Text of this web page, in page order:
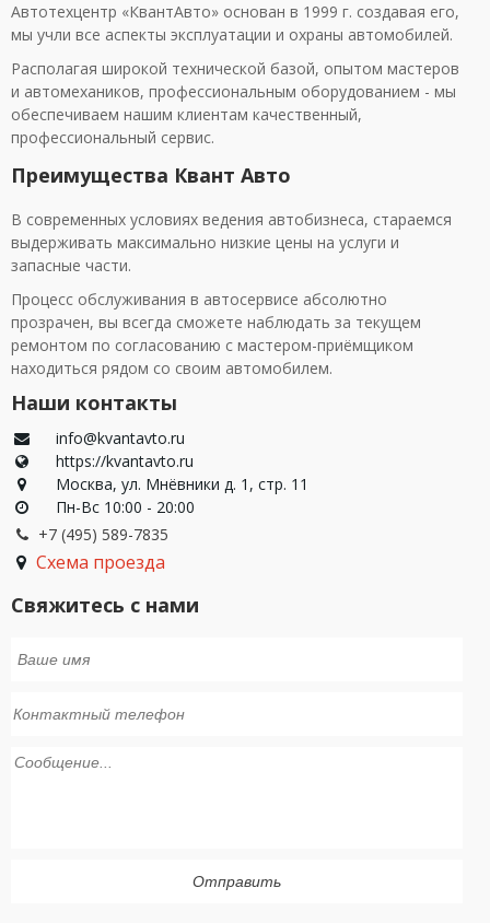
Автотехцентр «КвантАвто» основан в 1999 г. создавая его,
мы учли все аспекты эксплуатации и охраны автомобилей.
Располагая широкой технической базой, опытом мастеров
и автомехаников, профессиональным оборудованием - мы
обеспечиваем нашим клиентам качественный,
профессиональный сервис.
Преимущества Квант Авто
В современных условиях ведения автобизнеса, стараемся
выдерживать максимально низкие цены на услуги и
запасные части.
Процесс обслуживания в автосервисе абсолютно
прозрачен, вы всегда сможете наблюдать за текущем
ремонтом по согласованию с мастером-приёмщиком
находиться рядом со своим автомобилем.
Наши контакты
info@kvantavto.ru
https://kvantavto.ru
Москва, ул. Мнёвники д. 1, стр. 11
Пн-Вс 10:00 - 20:00
+7 (495) 589-7835
Схема проезда
Свяжитесь с нами